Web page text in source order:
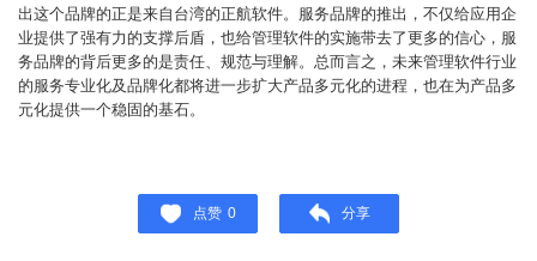
出这个品牌的正是来自台湾的正航软件。服务品牌的推出，不仅给应用企
业提供了强有力的支撑后盾，也给管理软件的实施带去了更多的信心，服
务品牌的背后更多的是责任、规范与理解。总而言之，未来管理软件行业
的服务专业化及品牌化都将进一步扩大产品多元化的进程，也在为产品多
元化提供一个稳固的基石。
点赞 0 分享